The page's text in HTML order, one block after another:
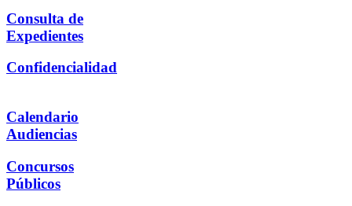
Consulta de
Expedientes
Confidencialidad
Calendario
Audiencias
Concursos
Públicos